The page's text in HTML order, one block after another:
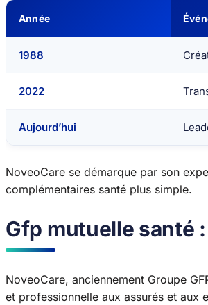
Année
1988
2022
Aujourd’hui
NoveoCare se démarque par son
complémentaires santé plus simple.
Gfp mutuelle santé
NoveoCare, anciennement Groupe
et professionnelle aux assurés et aux